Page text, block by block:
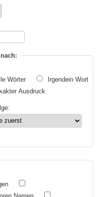
Wörter
Irgendein Wort
Ausdruck